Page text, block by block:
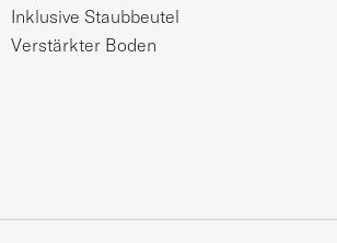
Inklusive Staubbeutel
Verstärkter Boden